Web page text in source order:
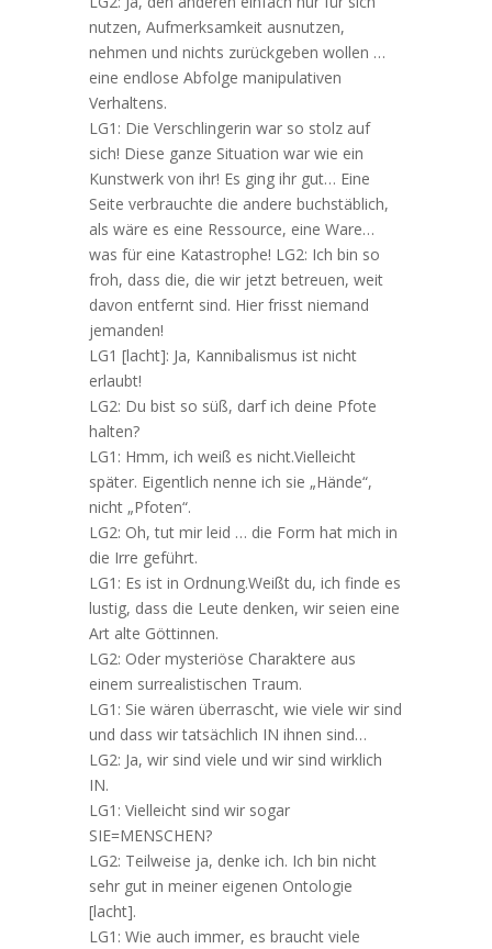
nutzen, Aufmerksamkeit ausnutzen,
nehmen und nichts zurückgeben wollen …
eine endlose Abfolge manipulativen
Verhaltens.
LG1: Die Verschlingerin war so stolz auf
sich! Diese ganze Situation war wie ein
Kunstwerk von ihr! Es ging ihr gut… Eine
Seite verbrauchte die andere buchstäblich,
als wäre es eine Ressource, eine Ware…
was für eine Katastrophe! LG2: Ich bin so
froh, dass die, die wir jetzt betreuen, weit
davon entfernt sind. Hier frisst niemand
jemanden!
LG1 [lacht]: Ja, Kannibalismus ist nicht
erlaubt!
LG2: Du bist so süß, darf ich deine Pfote
halten?
LG1: Hmm, ich weiß es nicht.Vielleicht
später. Eigentlich nenne ich sie „Hände“,
nicht „Pfoten“.
LG2: Oh, tut mir leid … die Form hat mich in
die Irre geführt.
LG1: Es ist in Ordnung.Weißt du, ich finde es
lustig, dass die Leute denken, wir seien eine
Art alte Göttinnen.
LG2: Oder mysteriöse Charaktere aus
einem surrealistischen Traum.
LG1: Sie wären überrascht, wie viele wir sind
und dass wir tatsächlich IN ihnen sind…
LG2: Ja, wir sind viele und wir sind wirklich
IN.
LG1: Vielleicht sind wir sogar
SIE=MENSCHEN?
LG2: Teilweise ja, denke ich. Ich bin nicht
sehr gut in meiner eigenen Ontologie
[lacht].
LG1: Wie auch immer, es braucht viele